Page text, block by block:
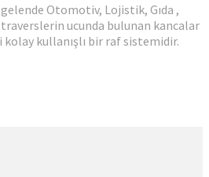
Otomotiv, Lojistik, Gıda ,
traverslerin ucunda bulunan kancalar
kullanışlı bir raf sistemidir.